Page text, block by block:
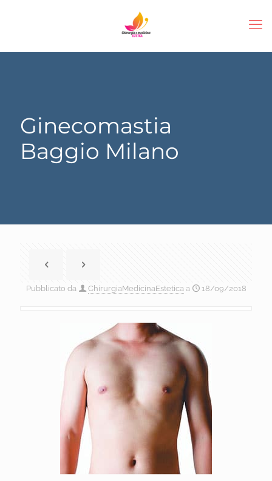
Ginecomastia
Baggio Milano
Pubblicato da ChirurgiaMedicinaEstetica a 18/09/2018